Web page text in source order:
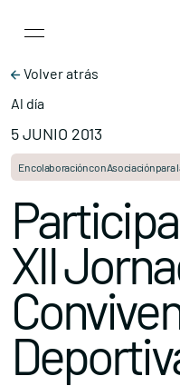
Main
Volver atrás
Al día
5 JUNIO 2013
En colaboración con Asociación para la
XII